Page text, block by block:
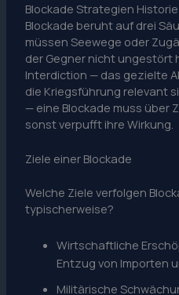
Blockade Strategien
Blockade beruht auf drei
müssen Seewege oder
der Gegner nicht ungestört
Interdiction — das gezielte
die Kriegsführung relevant
— eine Blockade muss über
sonst verpufft ihre Wirkung.
Ziele einer Blockade
Welche Ziele verfolgen
typischerweise?
Wirtschaftliche
Entzug von Importen
Militärische